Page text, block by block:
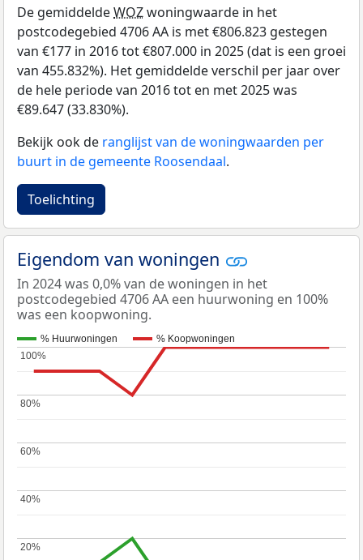
De gemiddeldeWOZwoningwaarde in het
postcodegebied 4706 AA is met €806.823 gestegen
van €177 in 2016 tot €807.000 in 2025 (dat is een groei
van 455.832%). Het gemiddelde verschil per jaar over
de hele periode van 2016 tot en met 2025 was
€89.647 (33.830%).
Bekijk ook de ranglijst van de woningwaarden per
buurt in de gemeente Roosendaal.
Toelichting
Eigendom van woningen
In 2024 was 0,0% van de woningen in het
postcodegebied 4706 AA een huurwoning en 100%
was een koopwoning.
% Huurwoningen % Koopwoningen
20%
20%
40%
40%
60%
60%
80%
80%
100%
100%